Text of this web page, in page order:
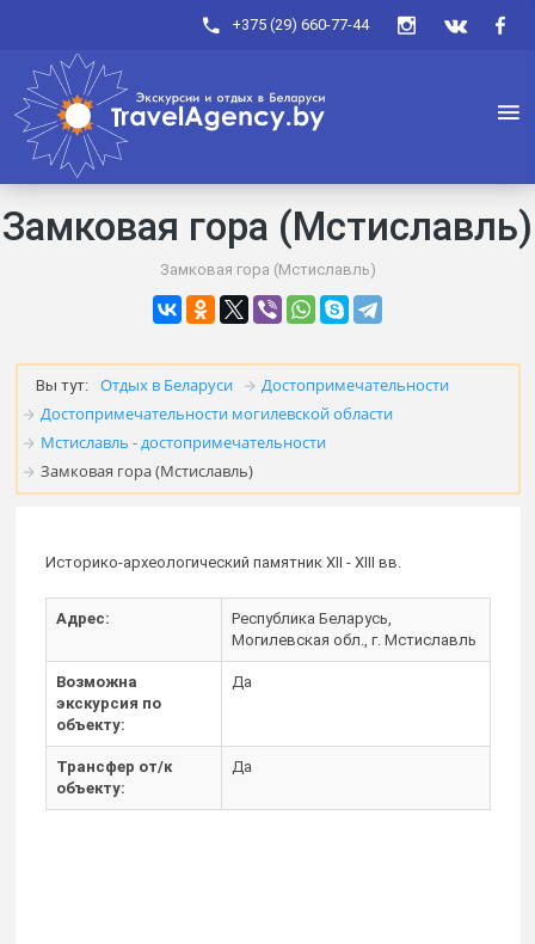
+375 (29) 660-77-44
Замковая гора (Мстиславль)
Замковая гора (Мстиславль)
Вы тут: Отдых в Беларуси
Достопримечательности
Достопримечательности могилевской области
Мстиславль - достопримечательности
Замковая гора (Мстиславль)
Историко-археологический памятник XII - XIII вв.
Адрес:
Республика Беларусь,
Могилевская обл., г. Мстиславль
Возможна
экскурсия по
объекту:
Да
Трансфер от/к
объекту:
Да